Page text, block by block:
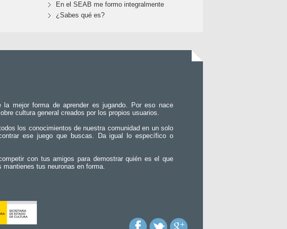
En el SEAB me formo integralmente
¿Sabes qué es?
la mejor forma de aprender es jugando. Por eso nace
cultura general creados por los propios usuarios.
los conocimientos de nuestra comunidad en un solo
ese juego que buscas. Da igual lo específico o
con tus amigos para demostrar quién es el que
tus neuronas en forma.